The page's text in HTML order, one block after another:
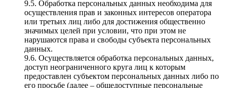
9.5. Обработка персональных данных необходима для
осуществления прав и законных интересов оператора
или третьих лиц либо для достижения общественно
значимых целей при условии, что при этом не
нарушаются права и свободы субъекта персональных
данных.
9.6. Осуществляется обработка персональных данных,
доступ неограниченного круга лиц к которым
предоставлен субъектом персональных данных либо по
его просьбе (далее – общедоступные персональные